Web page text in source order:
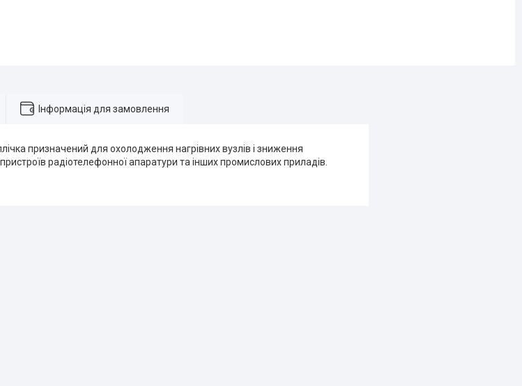
Інформація для замовлення
призначений для охолодження нагрівних вузлів і зниження
радіотелефонної апаратури та інших промислових приладів.